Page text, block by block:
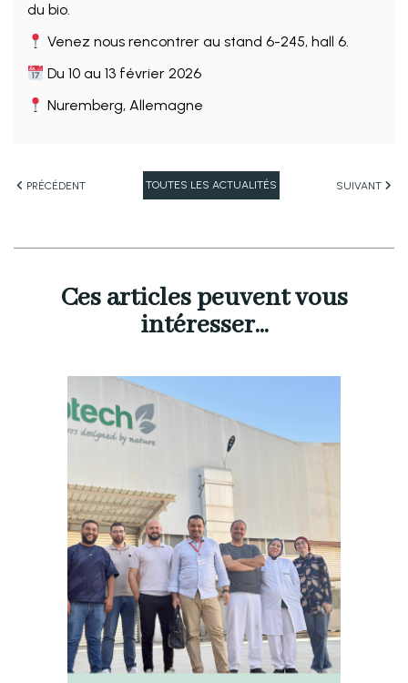
du bio.
Venez nous rencontrer au stand 6-245, hall 6.
Du 10 au 13 février 2026
Nuremberg, Allemagne
PRÉCÉDENT TOUTES LES ACTUALITÉS SUIVANT
Ces articles peuvent vous
intéresser...